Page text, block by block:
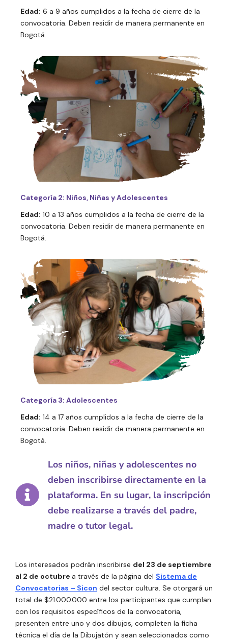
Edad: 6 a 9 años cumplidos a la fecha de cierre de la
convocatoria. Deben residir de manera permanente en
Bogotá.
Categoría 2: Niños, Niñas y Adolescentes
Edad: 10 a 13 años cumplidos a la fecha de cierre de la
convocatoria. Deben residir de manera permanente en
Bogotá.
Categoría 3: Adolescentes
Edad: 14 a 17 años cumplidos a la fecha de cierre de la
convocatoria. Deben residir de manera permanente en
Bogotá.
Los niños, niñas y adolescentes no
deben inscribirse directamente en la
plataforma. En su lugar, la inscripción
debe realizarse a través del padre,
madre o tutor legal.
Los interesados podrán inscribirse del 23 de septiembre
al 2 de octubre a través de la página del Sistema de
Convocatorias – Sicon del sector cultura. Se otorgará un
total de $21.000.000 entre los participantes que cumplan
con los requisitos específicos de la convocatoria,
presenten entre uno y dos dibujos, completen la ficha
técnica el día de la Dibujatón y sean seleccionados como